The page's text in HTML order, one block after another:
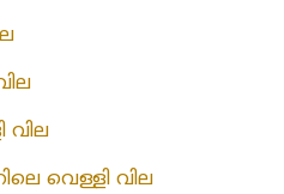
വില
വെള്ളി വില